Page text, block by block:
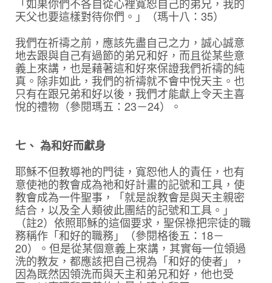
天父也要這樣對待你們。」（瑪十八：35）
我們在祈禱之前，應該先盡自己之力，誠心誠意
地去跟與自己有過節的弟兄和好，而且從某些意
義上來講，也是藉著這和好來保證我們祈禱的純
真。除非如此，我們的祈禱就不會中悅天主。也
只有在跟兄弟和好以後，我們才能獻上令天主喜
悅的禮物（參閱瑪五：23－24）。
七、 為和好而獻身
耶穌不但教導祂的門徒，寬恕他人的責任，也有
意使祂的教會成為祂和好計畫的記號和工具，使
教會成為一件聖事，「就是說教會是與天主親密
結合，以及全人類彼此團結的記號和工具。」
（註2）依照耶穌的這個要求，聖保祿把宗徒的職
務稱作「和好的職務」（參閱格後五：18－
20）。但是從某個意義上來講，其實每一位領過
洗的教友，都應該把自己視為「和好的使者」，
因為既然因領洗而與天主和弟兄和好，他也受